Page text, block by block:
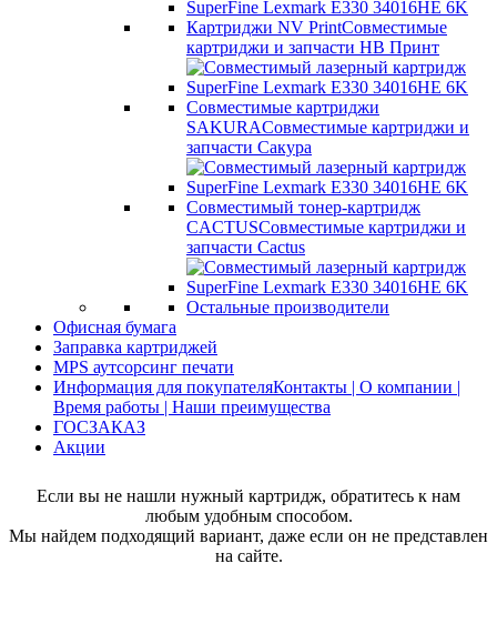
Картриджи NV PrintСовместимые
картриджи и запчасти НВ Принт
Совместимые картриджи
SAKURAСовместимые картриджи и
запчасти Сакура
Совместимый тонер-картридж
CACTUSСовместимые картриджи и
запчасти Cactus
Остальные производители
Офисная бумага
Заправка картриджей
MPS аутсорсинг печати
Информация для покупателяКонтакты | О компании |
Время работы | Наши преимущества
ГОСЗАКАЗ
Акции
Если вы не нашли нужный картридж, обратитесь к нам
любым удобным способом.
Мы найдем подходящий вариант, даже если он не представлен
на сайте.